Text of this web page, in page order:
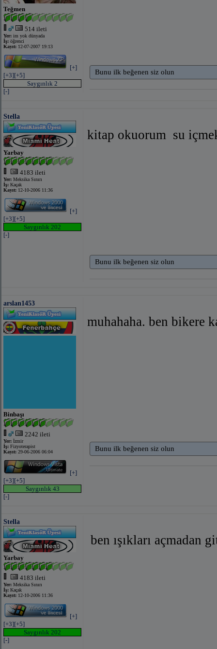
Teğmen
514 ileti
Yer: im yok dünyada
İş: öğrenci
Kayıt: 12-07-2007 19:13
[+]
[+3][+5]
Saygınlık 2
[-]
Bunu ilk beğenen siz olun
Stella
Yarbay
4183 ileti
Yer: Meksika Sınırı
İş: Kaçak
Kayıt: 12-10-2006 11:36
[+]
[+3][+5]
Saygınlık 202
[-]
kitap okuorum su
Bunu ilk beğenen siz olun
arslan1453
Binbaşı
2242 ileti
Yer: İzmir
İş: Fizyoterapist
Kayıt: 29-06-2006 06:04
[+]
[+3][+5]
Saygınlık 43
[-]
muhahaha. ben bikere
Bunu ilk beğenen siz olun
Stella
Yarbay
4183 ileti
Yer: Meksika Sınırı
İş: Kaçak
Kayıt: 12-10-2006 11:36
[+]
[+3][+5]
Saygınlık 202
[-]
ben ışıkları açmadan